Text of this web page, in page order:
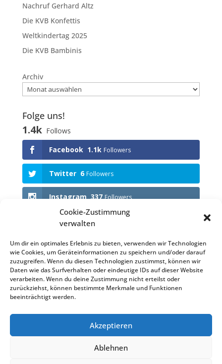
Cookie-Zustimmung
verwalten
Um dir ein optimales Erlebnis zu bieten, verwenden wir Technologien
wie Cookies, um Geräteinformationen zu speichern und/oder darauf
zuzugreifen. Wenn du diesen Technologien zustimmst, können wir
Daten wie das Surfverhalten oder eindeutige IDs auf dieser Website
verarbeiten. Wenn du deine Zustimmung nicht erteilst oder
zurückziehst, können bestimmte Merkmale und Funktionen
beeinträchtigt werden.
Akzeptieren
Ablehnen
Nachruf Gerhard Altz
Die KVB Konfettis
Weltkindertag 2025
Die KVB Bambinis
Archiv
Folge uns!
1.4k Follows
Facebook 1.1k Followers
Twitter 6 Followers
Instagram 337 Followers
Anstehende Events
KEINE VERANSTALTUNGEN
Impressum
Datenschutzerklärung (EU)
Datenschutzerklärung
Haftungsausschluss
Cookie-Richtlinie (EU)
Satzung KVB